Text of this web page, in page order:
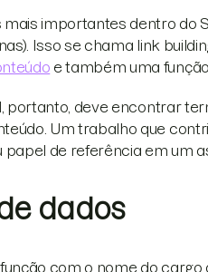
importantes dentro do
Isso se chama link
e também uma
portanto, deve encontrar
Um trabalho que
papel de referência em um
dados
com o nome do cargo